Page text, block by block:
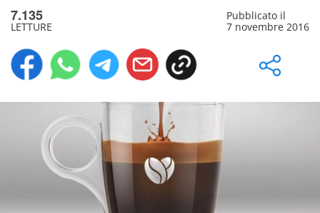
7.135
LETTURE
Pubblicato il
7 novembre 2016